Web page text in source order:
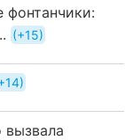
фонтанчики:
+15